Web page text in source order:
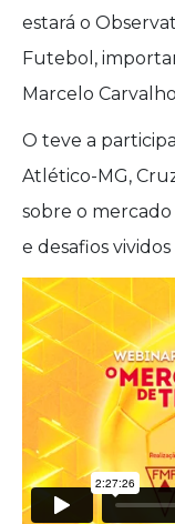
estará o
Futebol,
Marcelo
O teve a
Atlético-MG,
sobre o
e desafios